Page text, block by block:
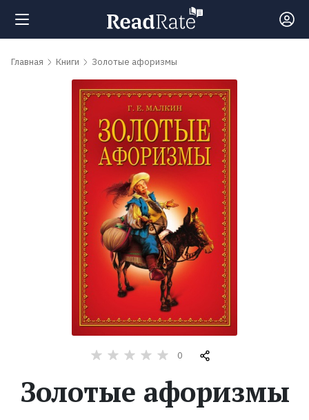
Поиск
обсуждаемые
Главная Книги Золотые афоризмы
0
Золотые афоризмы